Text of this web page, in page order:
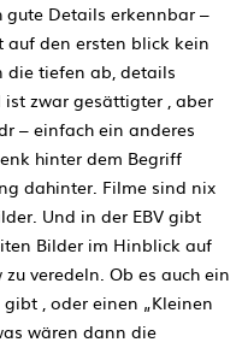
Details erkennbar –
auf den ersten blick kein
die tiefen ab, details
zwar gesättigter , aber
– einfach ein anderes
hinter dem Begriff
dahinter. Filme sind nix
Und in der EBV gibt
Bilder im Hinblick auf
veredeln. Ob es auch ein
, oder einen „Kleinen
wären dann die